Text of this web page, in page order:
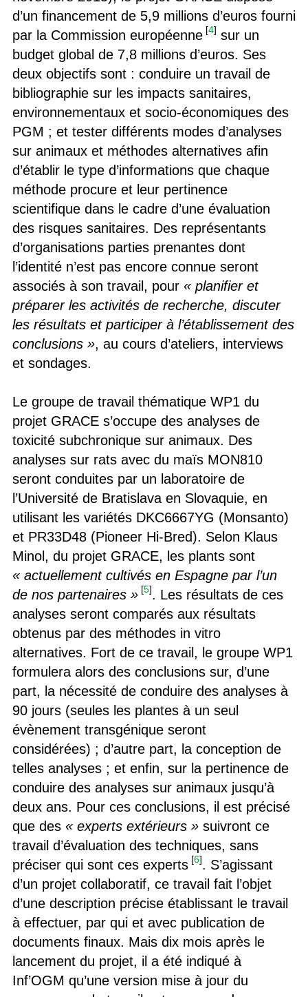
d’un financement de 5,9 millions d’euros fourni
par la Commission européenne [4] sur un
budget global de 7,8 millions d’euros. Ses
deux objectifs sont : conduire un travail de
bibliographie sur les impacts sanitaires,
environnementaux et socio-économiques des
PGM ; et tester différents modes d’analyses
sur animaux et méthodes alternatives afin
d’établir le type d’informations que chaque
méthode procure et leur pertinence
scientifique dans le cadre d’une évaluation
des risques sanitaires. Des représentants
d’organisations parties prenantes dont
l’identité n’est pas encore connue seront
associés à son travail, pour « planifier et
préparer les activités de recherche, discuter
les résultats et participer à l’établissement des
conclusions », au cours d’ateliers, interviews
et sondages.
Le groupe de travail thématique WP1 du
projet GRACE s’occupe des analyses de
toxicité subchronique sur animaux. Des
analyses sur rats avec du maïs MON810
seront conduites par un laboratoire de
l’Université de Bratislava en Slovaquie, en
utilisant les variétés DKC6667YG (Monsanto)
et PR33D48 (Pioneer Hi-Bred). Selon Klaus
Minol, du projet GRACE, les plants sont
« actuellement cultivés en Espagne par l’un
de nos partenaires » [5]. Les résultats de ces
analyses seront comparés aux résultats
obtenus par des méthodes in vitro
alternatives. Fort de ce travail, le groupe WP1
formulera alors des conclusions sur, d’une
part, la nécessité de conduire des analyses à
90 jours (seules les plantes à un seul
évènement transgénique seront
considérées) ; d’autre part, la conception de
telles analyses ; et enfin, sur la pertinence de
conduire des analyses sur animaux jusqu’à
deux ans. Pour ces conclusions, il est précisé
que des « experts extérieurs » suivront ce
travail d’évaluation des techniques, sans
préciser qui sont ces experts [6]. S’agissant
d’un projet collaboratif, ce travail fait l’objet
d’une description précise établissant le travail
à effectuer, par qui et avec publication de
documents finaux. Mais dix mois après le
lancement du projet, il a été indiqué à
Inf’OGM qu’une version mise à jour du